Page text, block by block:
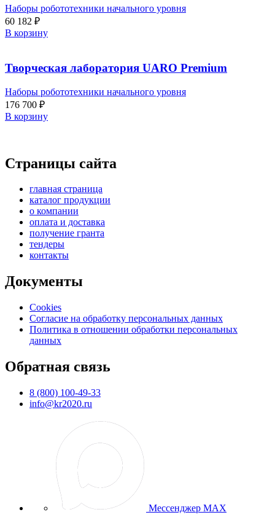
Наборы робототехники начального уровня
60 182 ₽
В корзину
Творческая лаборатория UARO Premium
Наборы робототехники начального уровня
176 700 ₽
В корзину
Страницы сайта
главная страница
каталог продукции
о компании
оплата и доставка
получение гранта
тендеры
контакты
Документы
Cookies
Согласие на обработку персональных данных
Политика в отношении обработки персональных
данных
Обратная связь
8 (800) 100-49-33
info@kr2020.ru
Мессенджер MAX